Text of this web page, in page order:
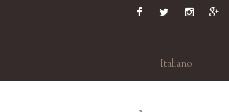
Italiano